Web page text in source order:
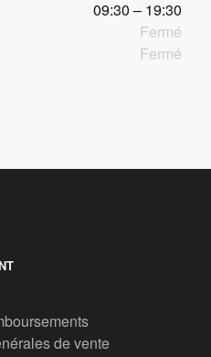
09:30 – 19:30
Fermé
Fermé
de vente